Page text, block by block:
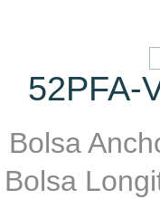
52PFA-
Bolsa
Bolsa